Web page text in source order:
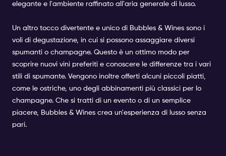
elegante e l'ambiente raffinato all'aria generale di lusso.
Un altro tocco divertente e unico di Bubbles & Wines sono i
voli di degustazione, in cui si possono assaggiare diversi
spumanti o champagne. Questo è un ottimo modo per
scoprire nuovi vini preferiti e conoscere le differenze tra i vari
stili di spumante. Vengono inoltre offerti alcuni piccoli piatti,
come le ostriche, uno degli abbinamenti più classici per lo
champagne. Che si tratti di un evento o di un semplice
piacere, Bubbles & Wines crea un'esperienza di lusso senza
pari.